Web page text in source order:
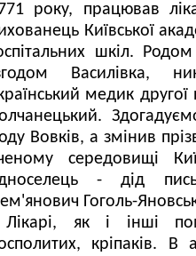
року, працював
Київської
шкіл.
Василівка,
медик
Вовків, а змінив
середовищі
- дід
Гоголь-
Лікарі, як і інші
кріпаків. В